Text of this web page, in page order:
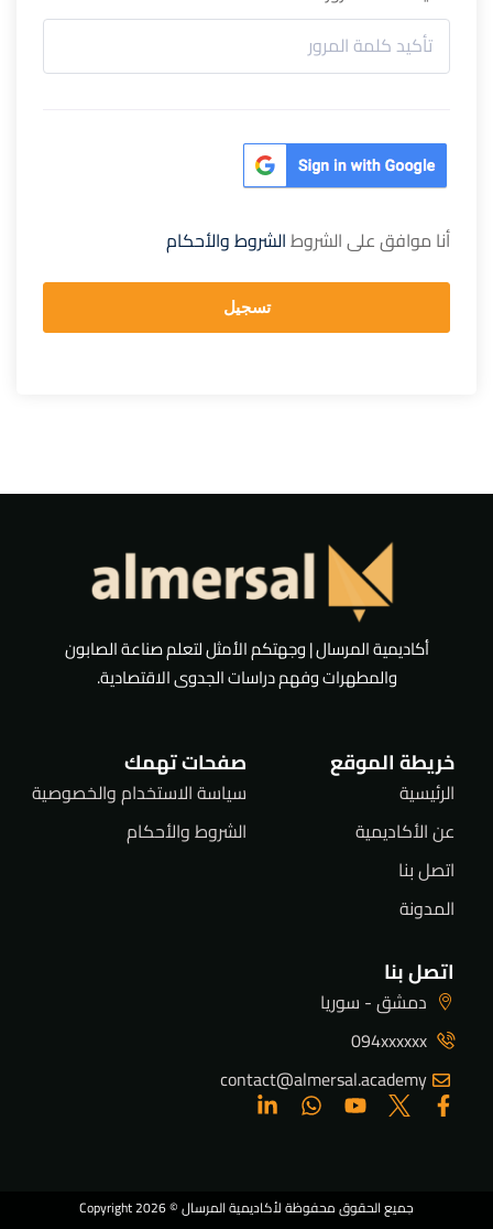
أنا موافق على الشروطالشروط والأحكام
تسجيل
أكاديمية المرسال | وجهتكم الأمثل لتعلم صناعة الصابون
والمطهرات وفهم دراسات الجدوى الاقتصادية.
خريطة الموقع
الرئيسية
عن الأكاديمية
اتصل بنا
المدونة
صفحات تهمك
سياسة الاستخدام والخصوصية
الشروط والأحكام
اتصل بنا
دمشق - سوريا
094xxxxxx
contact@almersal.academy
جميع الحقوق محفوظة لأكاديمية المرسال © Copyright 2026